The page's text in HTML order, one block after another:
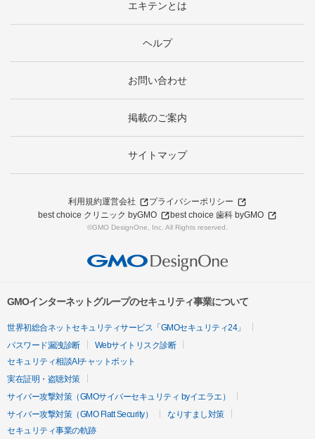
エキテンとは
ヘルプ
お問い合わせ
掲載のご案内
サイトマップ
利用規約運営会社
プライバシーポリシー
best choice クリニック byGMO
best choice 歯科 byGMO
©GMO DesignOne, Inc. All Rights reserved.
GMOインターネットグループのセキュリティ事業について
世界初総合ネットセキュリティサービス「GMOセキュリティ24」
パスワード漏洩診断
Webサイトリスク診断
セキュリティ相談AIチャットボット
実在証明・盗聴対策
サイバー攻撃対策（GMOサイバーセキュリティ byイエラエ）
サイバー攻撃対策（GMO Flatt Security）
なりすまし対策
セキュリティ事業の軌跡